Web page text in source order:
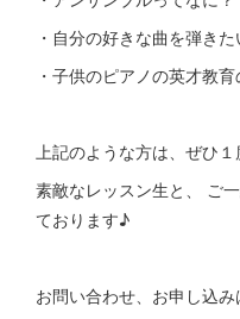
・自分の好きな曲を弾き
・子供のピアノの英才教
上記のような方は、ぜひ
素敵なレッスン生と、 ご
ております♪
お問い合わせ、お申し込み